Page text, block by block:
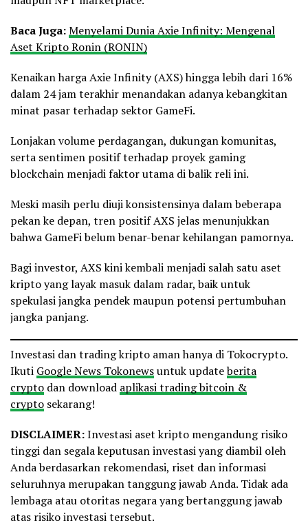
Baca Juga:Menyelami Dunia Axie Infinity: Mengenal
Aset Kripto Ronin (RONIN)
Kenaikan harga Axie Infinity (AXS) hingga lebih dari 16%
dalam 24 jam terakhir menandakan adanya kebangkitan
minat pasar terhadap sektor GameFi.
Lonjakan volume perdagangan, dukungan komunitas,
serta sentimen positif terhadap proyek gaming
blockchain menjadi faktor utama di balik reli ini.
Meski masih perlu diuji konsistensinya dalam beberapa
pekan ke depan, tren positif AXS jelas menunjukkan
bahwa GameFi belum benar-benar kehilangan pamornya.
Bagi investor, AXS kini kembali menjadi salah satu aset
kripto yang layak masuk dalam radar, baik untuk
spekulasi jangka pendek maupun potensi pertumbuhan
jangka panjang.
Investasi dan trading kripto aman hanya di Tokocrypto.
Ikuti Google News Tokonewsuntuk updateberita
crypto dan download aplikasi trading bitcoin &
crypto sekarang!
DISCLAIMER:Investasi aset kripto mengandung risiko
tinggi dan segala keputusan investasi yang diambil oleh
Anda berdasarkan rekomendasi, riset dan informasi
seluruhnya merupakan tanggung jawab Anda. Tidak ada
lembaga atau otoritas negara yang bertanggung jawab
atas risiko investasi tersebut.